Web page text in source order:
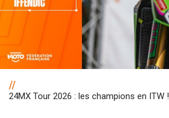
//
24MX Tour 2026 : les champions en ITW !